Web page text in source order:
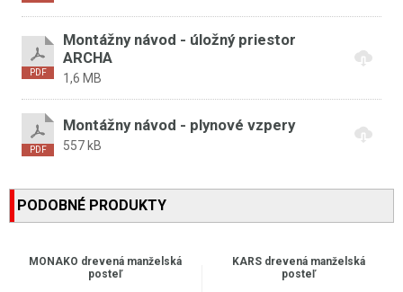
Montážny návod - úložný priestor
ARCHA
1,6 MB
Montážny návod - plynové vzpery
557 kB
PODOBNÉ PRODUKTY
MONAKO drevená manželská
posteľ
KARS drevená manželská
posteľ